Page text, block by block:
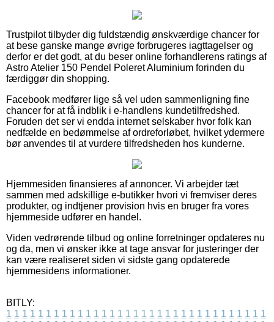
Trustpilot tilbyder dig fuldstændig ønskværdige chancer for
at bese ganske mange øvrige forbrugeres iagttagelser og
derfor er det godt, at du beser online forhandlerens ratings af
Astro Atelier 150 Pendel Poleret Aluminium forinden du
færdiggør din shopping.
Facebook medfører lige så vel uden sammenligning fine
chancer for at få indblik i e-handlens kundetilfredshed.
Foruden det ser vi endda internet selskaber hvor folk kan
nedfælde en bedømmelse af ordreforløbet, hvilket ydermere
bør anvendes til at vurdere tilfredsheden hos kunderne.
Hjemmesiden finansieres af annoncer. Vi arbejder tæt
sammen med adskillige e-butikker hvori vi fremviser deres
produkter, og indtjener provision hvis en bruger fra vores
hjemmeside udfører en handel.
Viden vedrørende tilbud og online forretninger opdateres nu
og da, men vi ønsker ikke at tage ansvar for justeringer der
kan være realiseret siden vi sidste gang opdaterede
hjemmesidens informationer.
BITLY:
1 1 1 1 1 1 1 1 1 1 1 1 1 1 1 1 1 1 1 1 1 1 1 1 1 1 1 1 1 1 1 1 1